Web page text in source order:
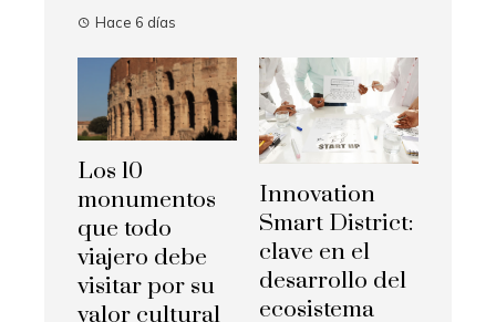
Hace 6 días
Los 10
monumentos
que todo
viajero debe
visitar por su
valor cultural
Innovation
Smart District:
clave en el
desarrollo del
ecosistema